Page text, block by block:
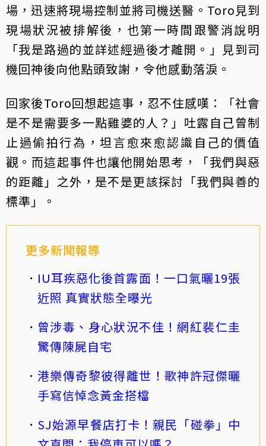
場，迅速將現場控制並將司機送醫。Toro見到
現場狀況被排解後，也第一時間跟警消說明
「我是路過的並詳述經過後才離開。」見到司
機回神後向他點頭致謝，令他感動落淚。
回家後Toro回想起這事，忍不住感嘆：「社會
是不是需要多一點雞婆的人？」吐露自己曾制
止過偷拍行為，坦言愈來愈認識自己的價值
觀。而這起事件也讓他開始思考，「我們與惡
的距離」之外，是不是更該探討「我們與善的
標準」。
更多新聞報導
IU耳疾惡化後首露面！一口氣曬19張
近照 真實狀態全曝光
曾涉毒、身心狀況不佳！網紅裴仁圭
驚傳陳屍自宅
港樂傳奇黎彼得離世！歌神許冠傑曬
手寫信悼念黃金搭檔
SJ始源早餐店打卡！親民「碰拳」中